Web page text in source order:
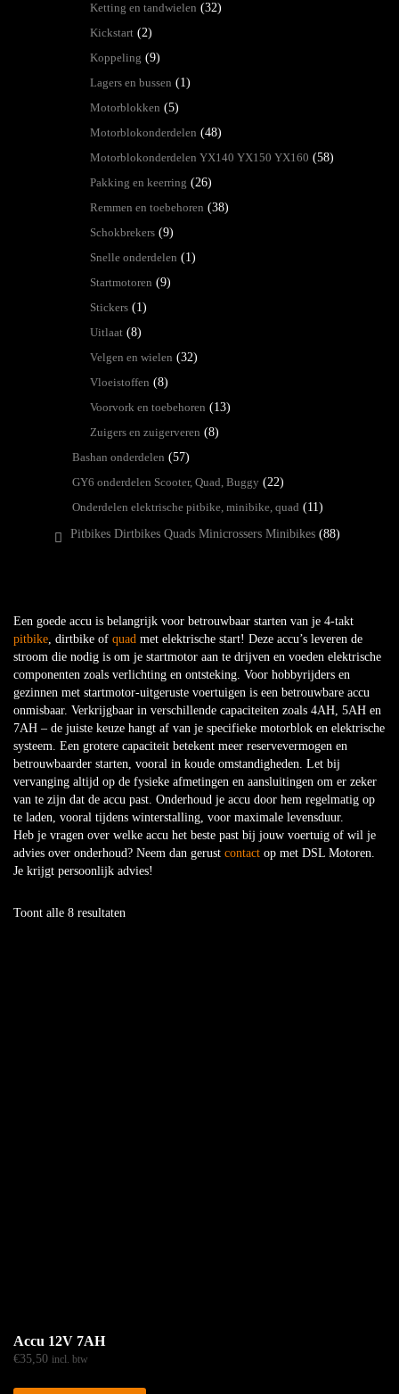
Een goede accu is belangrijk voor betrouwbaar starten van je 4-takt
pitbike, dirtbike of quad met elektrische start! Deze accu’s leveren de
stroom die nodig is om je startmotor aan te drijven en voeden elektrische
componenten zoals verlichting en ontsteking. Voor hobbyrijders en
gezinnen met startmotor-uitgeruste voertuigen is een betrouwbare accu
onmisbaar. Verkrijgbaar in verschillende capaciteiten zoals 4AH, 5AH en
7AH – de juiste keuze hangt af van je specifieke motorblok en elektrische
systeem. Een grotere capaciteit betekent meer reservevermogen en
betrouwbaarder starten, vooral in koude omstandigheden. Let bij
vervanging altijd op de fysieke afmetingen en aansluitingen om er zeker
van te zijn dat de accu past. Onderhoud je accu door hem regelmatig op
te laden, vooral tijdens winterstalling, voor maximale levensduur.
Heb je vragen over welke accu het beste past bij jouw voertuig of wil je
advies over onderhoud? Neem dan gerust contact op met DSL Motoren.
Je krijgt persoonlijk advies!
Toont alle 8 resultaten
Accu 12V 7AH
€35,50 incl. btw
Ketting en tandwielen (32)
Kickstart (2)
Koppeling (9)
Lagers en bussen (1)
Motorblokken (5)
Motorblokonderdelen (48)
Motorblokonderdelen YX140 YX150 YX160 (58)
Pakking en keerring (26)
Remmen en toebehoren (38)
Schokbrekers (9)
Snelle onderdelen (1)
Startmotoren (9)
Stickers (1)
Uitlaat (8)
Velgen en wielen (32)
Vloeistoffen (8)
Voorvork en toebehoren (13)
Zuigers en zuigerveren (8)
Bashan onderdelen (57)
GY6 onderdelen Scooter, Quad, Buggy (22)
Onderdelen elektrische pitbike, minibike, quad (11)
Pitbikes Dirtbikes Quads Minicrossers Minibikes (88)